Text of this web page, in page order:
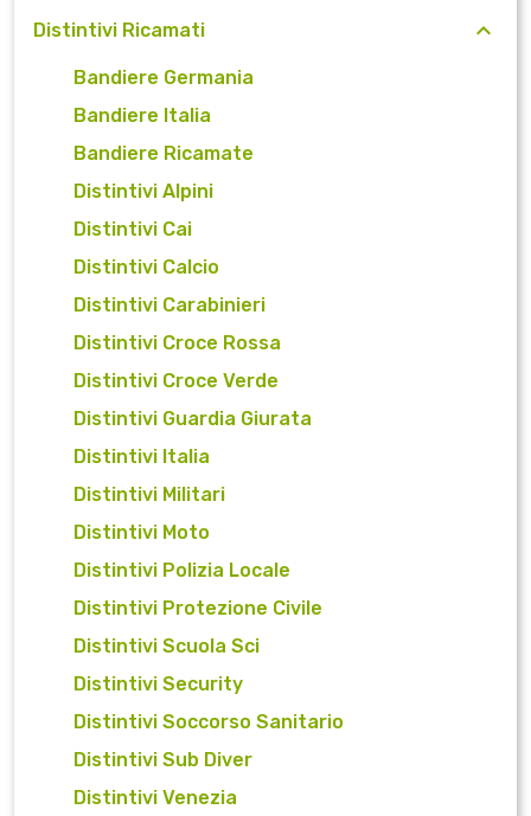
Distintivi Ricamati
Bandiere Germania
Bandiere Italia
Bandiere Ricamate
Distintivi Alpini
Distintivi Cai
Distintivi Calcio
Distintivi Carabinieri
Distintivi Croce Rossa
Distintivi Croce Verde
Distintivi Guardia Giurata
Distintivi Italia
Distintivi Militari
Distintivi Moto
Distintivi Polizia Locale
Distintivi Protezione Civile
Distintivi Scuola Sci
Distintivi Security
Distintivi Soccorso Sanitario
Distintivi Sub Diver
Distintivi Venezia